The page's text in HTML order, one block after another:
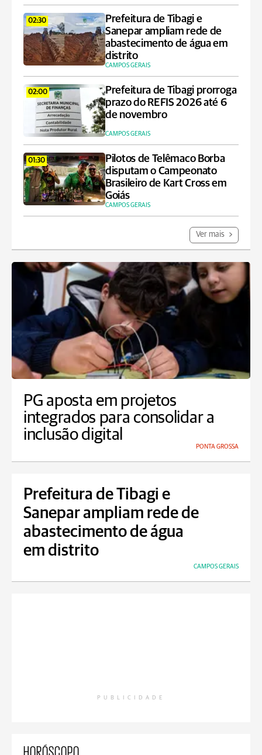
02:30
Prefeitura de Tibagi e
Sanepar ampliam rede de
abastecimento de água em
distrito
CAMPOS GERAIS
02:00
Prefeitura de Tibagi prorroga
prazo do REFIS 2026 até 6
de novembro
CAMPOS GERAIS
01:30
Pilotos de Telêmaco Borba
disputam o Campeonato
Brasileiro de Kart Cross em
Goiás
CAMPOS GERAIS
Ver mais
PG aposta em projetos
integrados para consolidar a
inclusão digital
PONTA GROSSA
Prefeitura de Tibagi e
Sanepar ampliam rede de
abastecimento de água
em distrito
CAMPOS GERAIS
PUBLICIDADE
HORÓSCOPO